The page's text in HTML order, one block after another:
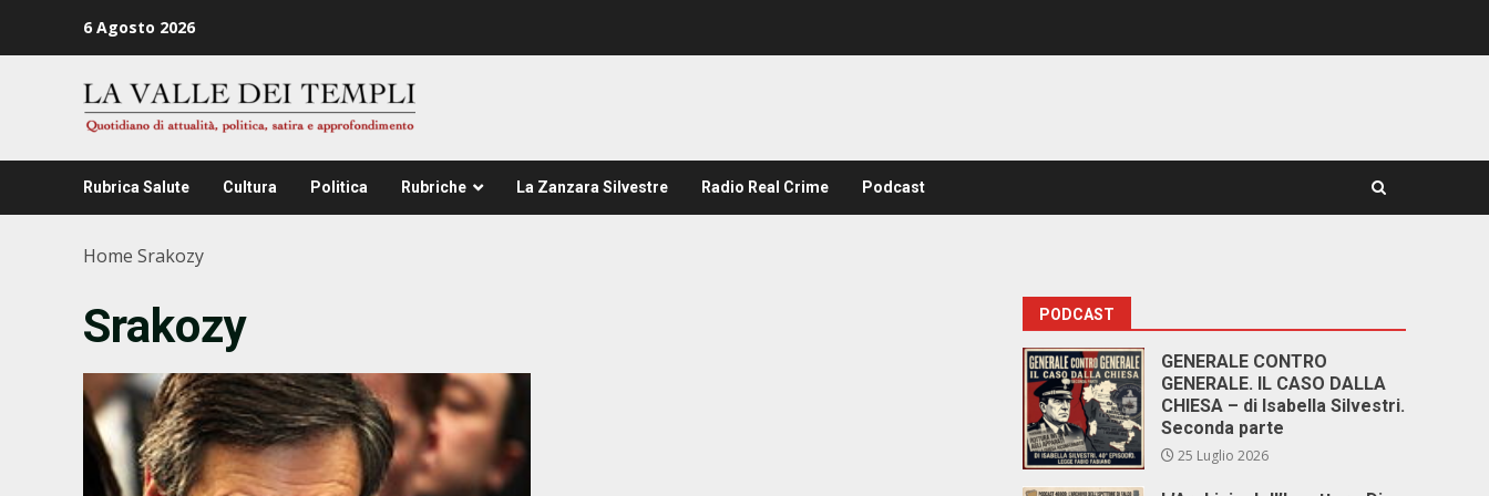
6 Agosto 2026
Rubrica Salute Cultura Politica Rubriche La Zanzara Silvestre Radio Real Crime Podcast
Home Srakozy
Srakozy PODCAST
GENERALE CONTRO
GENERALE. IL CASO DALLA
CHIESA – di Isabella Silvestri.
Seconda parte
25 Luglio 2026